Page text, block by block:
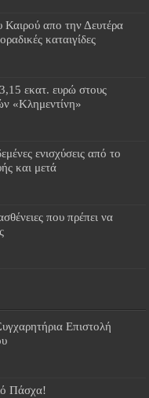
Καιρού απο την Δευτέρα
καταιγίδες
εκατ. ευρώ στους
«Κλημεντίνη»
ενισχύσεις από το
και μετά
που πρέπει να
Επιστολή
Πάσχα!